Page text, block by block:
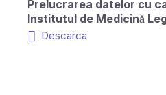
Prelucrarea datelor cu
Institutul de Medicină
Descarca